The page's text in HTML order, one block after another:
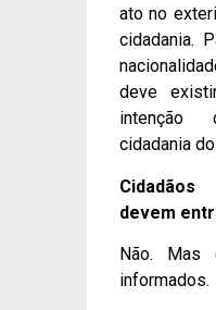
ato no
cidadania.
deve
intenção
cidadania
devem
Não. Mas
informados.